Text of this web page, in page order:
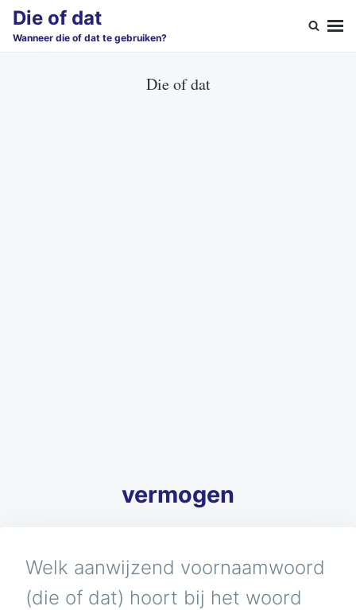
SkipSearch
for:
Die of dat
Wanneer die of dat te gebruiken?
Die of dat
vermogen
Welk aanwijzend voornaamwoord
(die of dat) hoort bij het woord